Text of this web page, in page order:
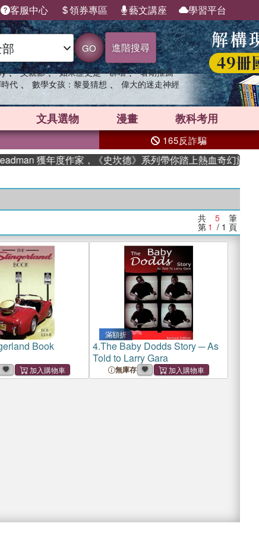
客服中心 領券專區 藝文講座 學習平台
GO 進階搜尋
、 父親節 、 如果歷史是一群喵 、 暑期推薦
代 、 數學女孩：黎曼猜想 、 偉大的迷走神經
文具選物 漫畫 教科考用
165反詐騙
獲年度作家，《史坎德》系列帶你踏上熱血奇幻旅程
共 5 筆
第 1 / 1 頁
Book
滿額折
4.The Baby Dodds Story ─ As
Told to Larry Gara
無庫存